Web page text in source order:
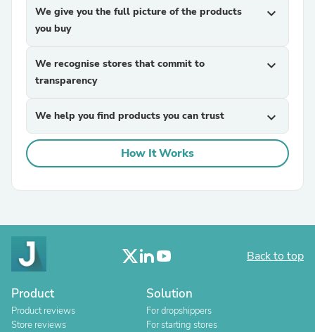
We give you the full picture of the products
you buy
expand_more
We recognise stores that commit to
transparency
expand_more
We help you find products you can trust expand_more
How It Works
Back to top
Product
Product reviews
Store reviews
Solution
For dropshippers
For starting stores